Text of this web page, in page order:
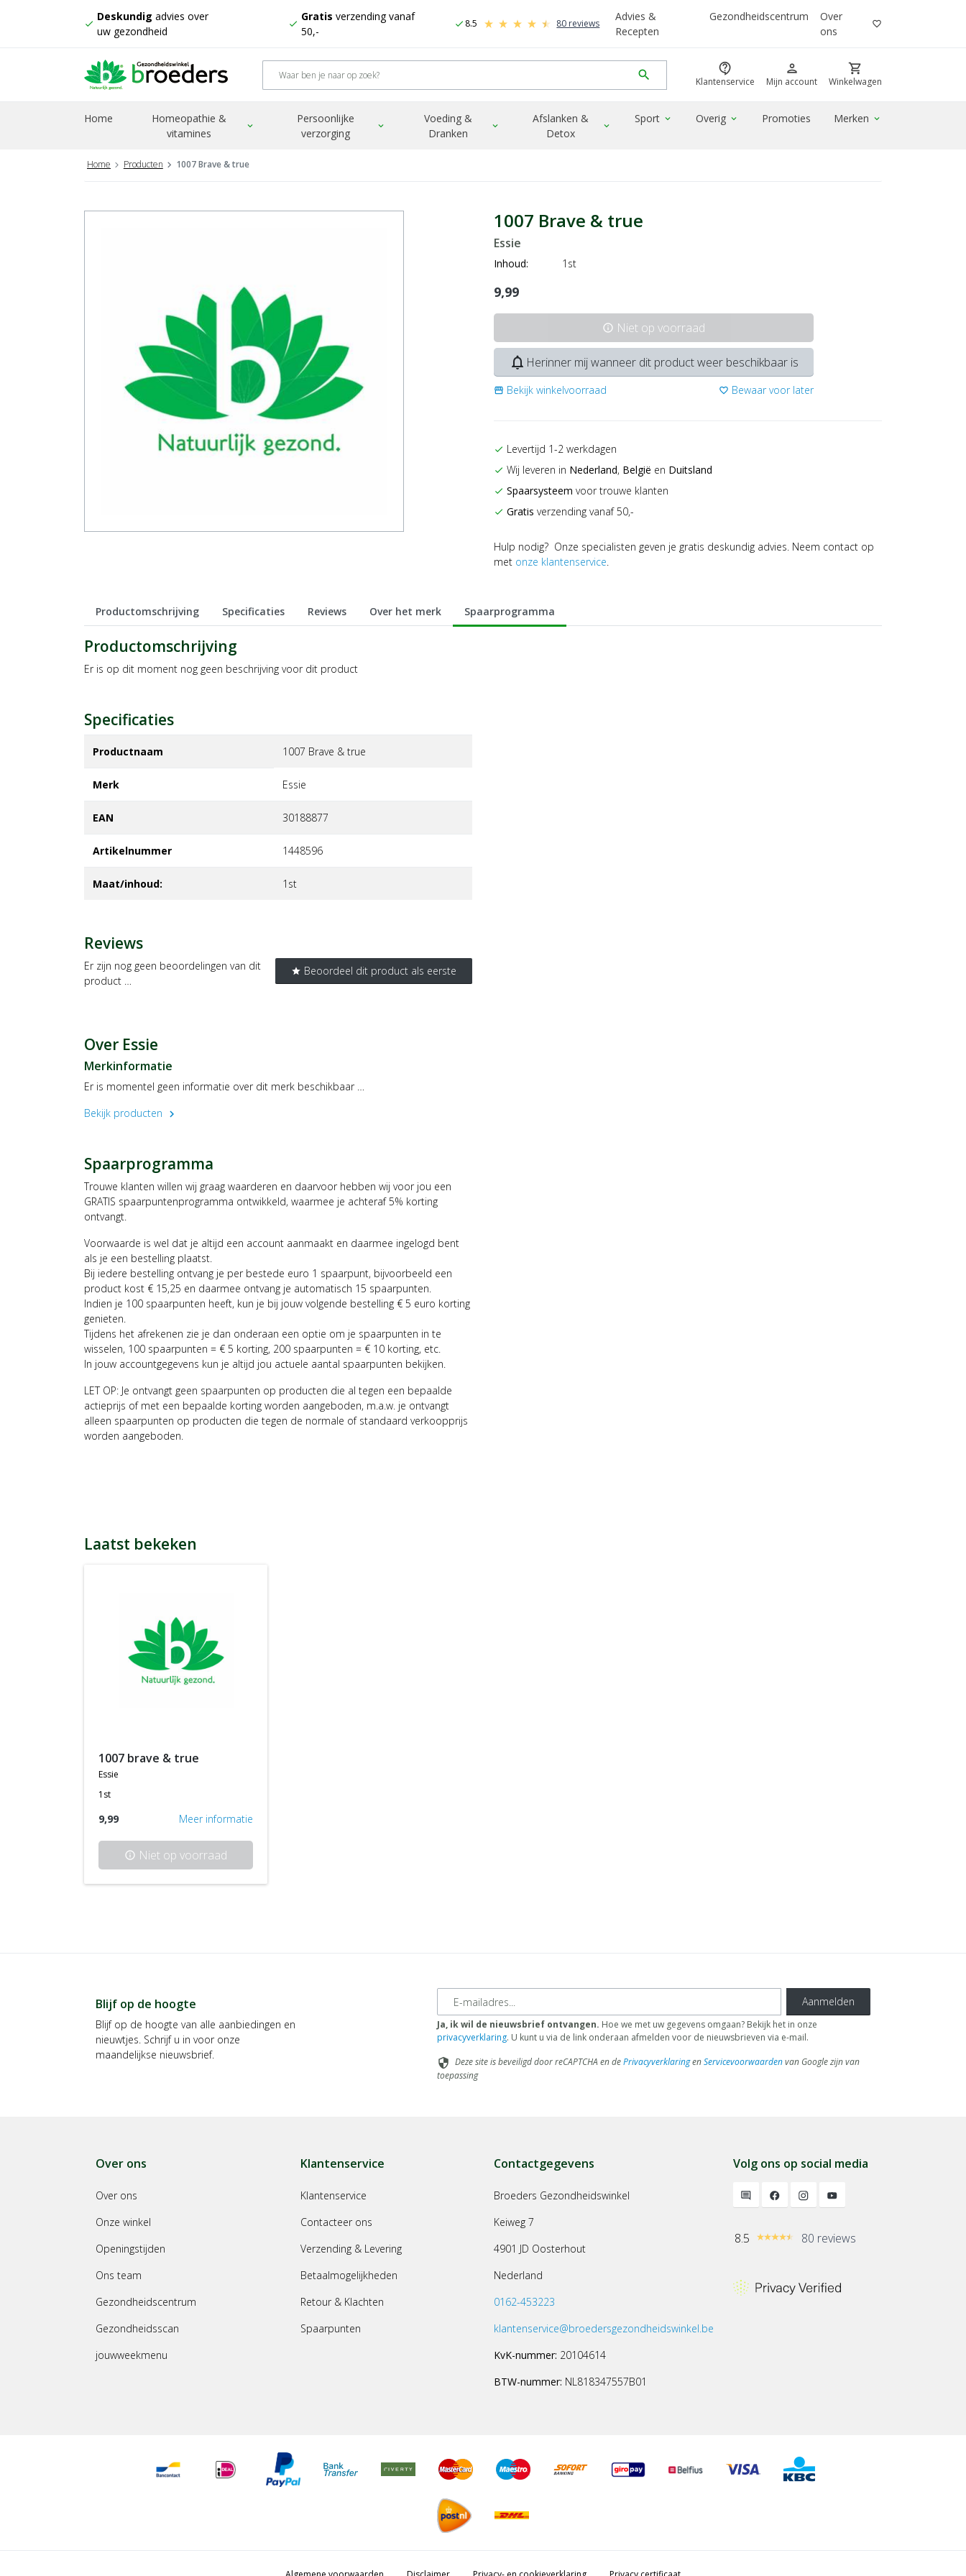
check
Deskundig advies over
uw gezondheid
check
Gratis verzending vanaf
50,-
check 8.5 80 reviews
Advies &
Recepten
Gezondheidscentrum
Over
ons
favorite_border
search contact_support
Klantenservice
person
Mijn account
shopping_cart
Winkelwagen
Home
Homeopathie &
vitamines
expand_more
Persoonlijke
verzorging
expand_more
Voeding &
Dranken
expand_more
Afslanken &
Detox
expand_more
Sport expand_more Overig expand_more Promoties Merken expand_more
Home Producten 1007 Brave & true
1007 Brave & true
Essie
Inhoud: 1st
9,99
info Niet op voorraad
notifications_none Herinner mij wanneer dit product weer beschikbaar is
storefront Bekijk winkelvoorraad favorite_border Bewaar voor later
check Levertijd 1-2 werkdagen
check Wij leveren in Nederland, België en Duitsland
check Spaarsysteem voor trouwe klanten
check Gratis verzending vanaf 50,-
Hulp nodig? Onze specialisten geven je gratis deskundig advies. Neem contact op
met onze klantenservice.
Productomschrijving Specificaties Reviews Over het merk Spaarprogramma
Productomschrijving
Er is op dit moment nog geen beschrijving voor dit product
Specificaties
Productnaam 1007 Brave & true
Merk essie
EAN 30188877
Artikelnummer 1448596
Maat/inhoud: 1st
Reviews
star Beoordeel dit product als eerste
Er zijn nog geen beoordelingen van dit
product …
Over Essie
Merkinformatie
Er is momentel geen informatie over dit merk beschikbaar …
Bekijk producten
chevron_right
Spaarprogramma
Trouwe klanten willen wij graag waarderen en daarvoor hebben wij voor jou een
GRATIS spaarpuntenprogramma ontwikkeld, waarmee je achteraf 5% korting
ontvangt.
Voorwaarde is wel dat je altijd een account aanmaakt en daarmee ingelogd bent
als je een bestelling plaatst.
Bij iedere bestelling ontvang je per bestede euro 1 spaarpunt, bijvoorbeeld een
product kost € 15,25 en daarmee ontvang je automatisch 15 spaarpunten.
Indien je 100 spaarpunten heeft, kun je bij jouw volgende bestelling € 5 euro korting
genieten.
Tijdens het afrekenen zie je dan onderaan een optie om je spaarpunten in te
wisselen, 100 spaarpunten = € 5 korting, 200 spaarpunten = € 10 korting, etc.
In jouw accountgegevens kun je altijd jou actuele aantal spaarpunten bekijken.
LET OP: Je ontvangt geen spaarpunten op producten die al tegen een bepaalde
actieprijs of met een bepaalde korting worden aangeboden, m.a.w. je ontvangt
alleen spaarpunten op producten die tegen de normale of standaard verkoopprijs
worden aangeboden.
Laatst bekeken
1007 brave & true
essie
1st
9,99 Meer informatie
info Niet op voorraad
Blijf op de hoogte
Blijf op de hoogte van alle aanbiedingen en
nieuwtjes. Schrijf u in voor onze
maandelijkse nieuwsbrief.
E-mailadres Aanmelden
Ja, ik wil de nieuwsbrief ontvangen. Hoe we met uw gegevens omgaan? Bekijk het in onze
privacyverklaring. U kunt u via de link onderaan afmelden voor de nieuwsbrieven via e-mail.
security Deze site is beveiligd door reCAPTCHA en dePrivacyverklaringenServicevoorwaardenvan Google zijn van
toepassing
Over ons
Over ons
Onze winkel
Openingstijden
Ons team
Gezondheidscentrum
Gezondheidsscan
jouwweekmenu
Klantenservice
Klantenservice
Contacteer ons
Verzending & Levering
Betaalmogelijkheden
Retour & Klachten
Spaarpunten
Contactgegevens
Broeders Gezondheidswinkel
Keiweg 7
4901 JD Oosterhout
Nederland
0162-453223
klantenservice@broedersgezondheidswinkel.be
KvK-nummer: 20104614
BTW-nummer: NL818347557B01
Volg ons op social media
8.5 80 reviews